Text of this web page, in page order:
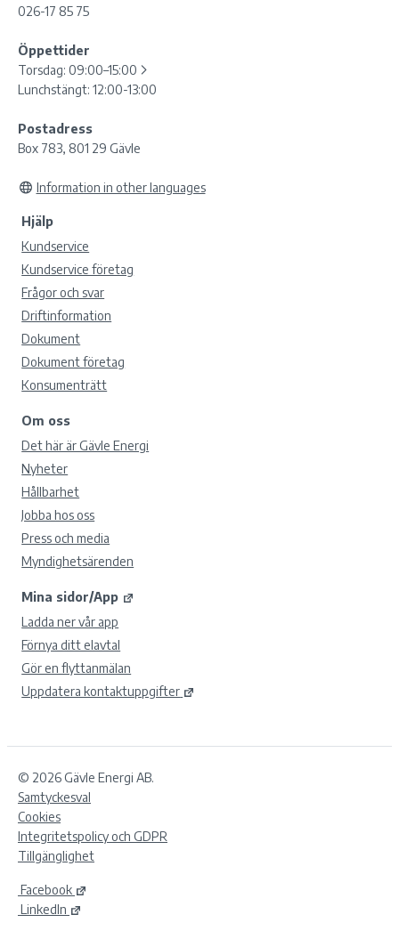
026-17 85 75
Öppettider
Torsdag: 09:00–15:00
Lunchstängt: 12:00-13:00
Postadress
Box 783, 801 29 Gävle
Information in other languages
Hjälp
Kundservice
Kundservice företag
Frågor och svar
Driftinformation
Dokument
Dokument företag
Konsumenträtt
Om oss
Det här är Gävle Energi
Nyheter
Hållbarhet
Jobba hos oss
Press och media
Myndighetsärenden
Mina sidor/App
Ladda ner vår app
Förnya ditt elavtal
Gör en flyttanmälan
Uppdatera kontaktuppgifter
© 2026 Gävle Energi AB.
Samtyckesval
Cookies
Integritetspolicy och GDPR
Tillgänglighet
Facebook
LinkedIn